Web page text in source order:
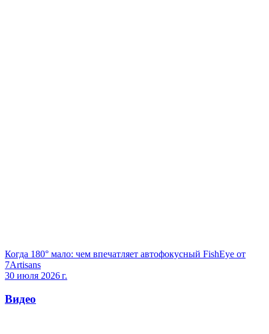
Когда 180° мало: чем впечатляет автофокусный FishEye от
7Artisans
30 июля 2026 г.
Видео